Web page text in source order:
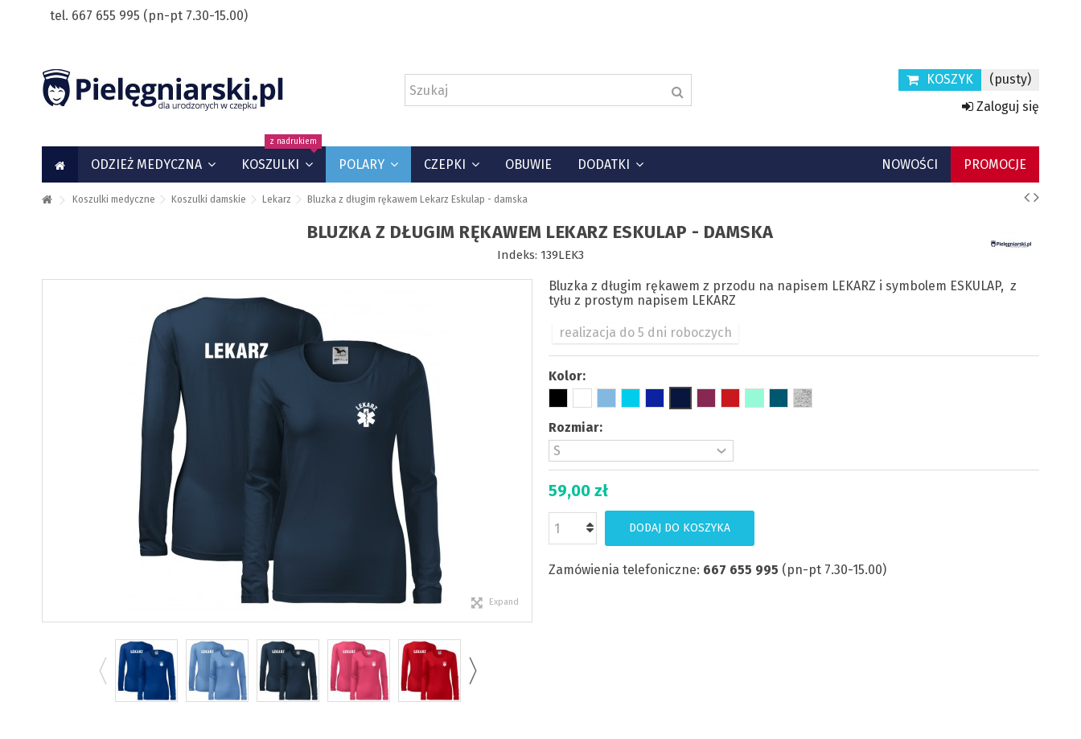
tel. 667 655 995 (pn-pt 7.30-15.00)
KOSZYK
(pusty)
Zaloguj się
ODZIEŻ MEDYCZNA KOSZULKI
z nadrukiem
POLARY CZEPKI OBUWIE DODATKI PROMOCJE
NOWOŚCI
Koszulki medyczne Koszulki damskie Lekarz Bluzka z długim rękawem Lekarz Eskulap - damska
BLUZKA Z DŁUGIM RĘKAWEM LEKARZ ESKULAP - DAMSKA
Indeks: 139LEK3
Expand
Bluzka z długim rękawem z przodu na napisem LEKARZ i symbolem ESKULAP, z
tyłu z prostym napisem LEKARZ
realizacja do 5 dni roboczych
Kolor:
Rozmiar:
59,00 zł
DODAJ DO KOSZYKA
Zamówienia telefoniczne: 667 655 995 (pn-pt 7.30-15.00)